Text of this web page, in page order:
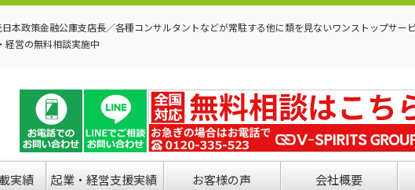
本政策金融公庫支店長／各種コンサルタントなどが常駐する他に類を見ないワンストップサー
経営の無料相談実施中
実績 起業・経営支援実績 お客様の声 会社概要